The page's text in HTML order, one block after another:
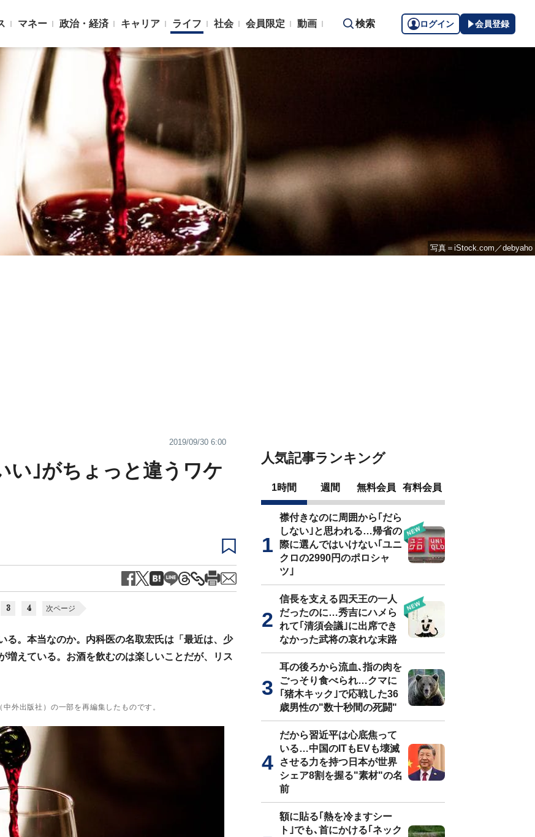
マネー 政治・経済 キャリア ライフ 社会 会員限定 動画 検索 ログイン 会員登録
写真＝iStock.com／debyaho
2019/09/30 6:00
い｣がちょっと違うワケ
3 4 次ページ
る。本当なのか。内科医の名取宏氏は「最近は、少
増えている。お酒を飲むのは楽しいことだが、リス
中外出版社）の一部を再編集したものです。
人気記事ランキング
1時間 週間 無料会員 有料会員
襟付きなのに周囲から｢だら
しない｣と思われる…帰省の
際に選んではいけない｢ユニ
クロの2990円のポロシャ
ツ｣
信長を支える四天王の一人
だったのに…秀吉にハメら
れて｢清須会議｣に出席でき
なかった武将の哀れな末路
耳の後ろから流血､指の肉を
ごっそり食べられ…クマに
｢猪木キック｣で応戦した36
歳男性の"数十秒間の死闘"
だから習近平は心底焦って
いる…中国のITもEVも壊滅
させる力を持つ日本が世界
シェア8割を握る"素材"の名
前
額に貼る｢熱を冷ますシー
ト｣でも､首にかける｢ネック